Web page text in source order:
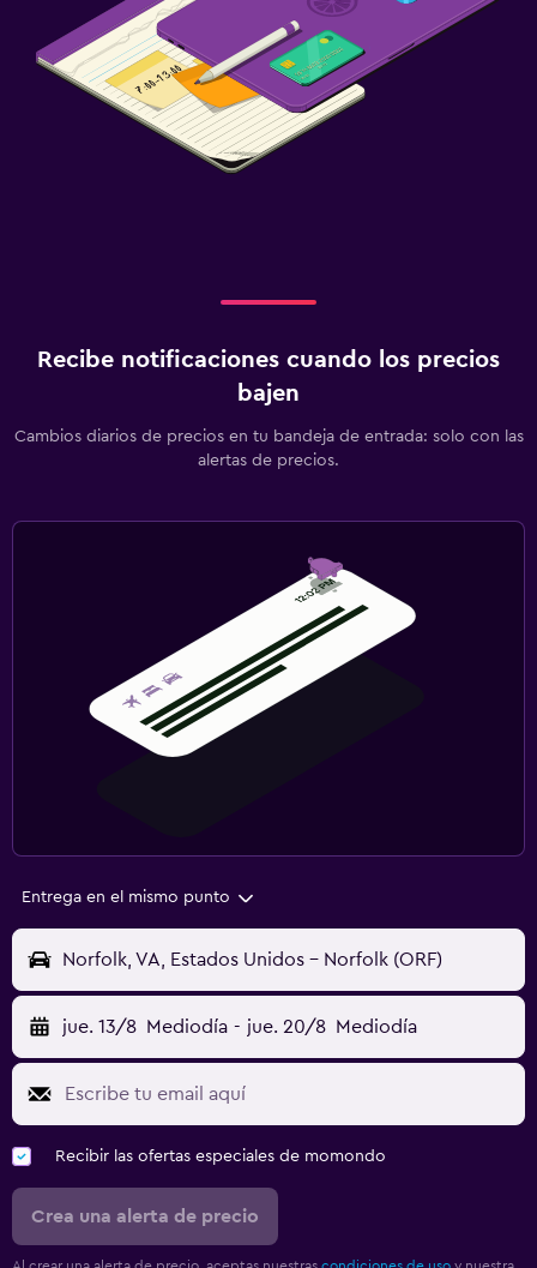
Recibe notificaciones cuando los precios
bajen
Cambios diarios de precios en tu bandeja de entrada: solo con las
alertas de precios.
Entrega en el mismo punto
Norfolk, VA, Estados Unidos - Norfolk (ORF)
jue. 13/8 Mediodía - jue. 20/8 Mediodía
Recibir las ofertas especiales de momondo
Crea una alerta de precio